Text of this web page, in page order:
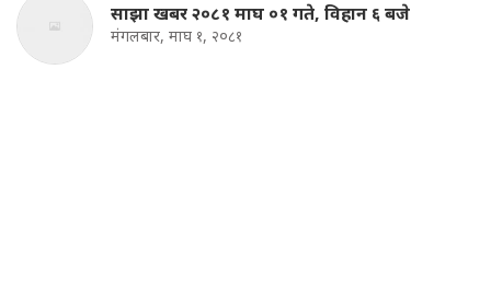
साझा खबर २०८१ माघ ०१ गते, विहान ६ बजे
मंगलबार, माघ १, २०८१